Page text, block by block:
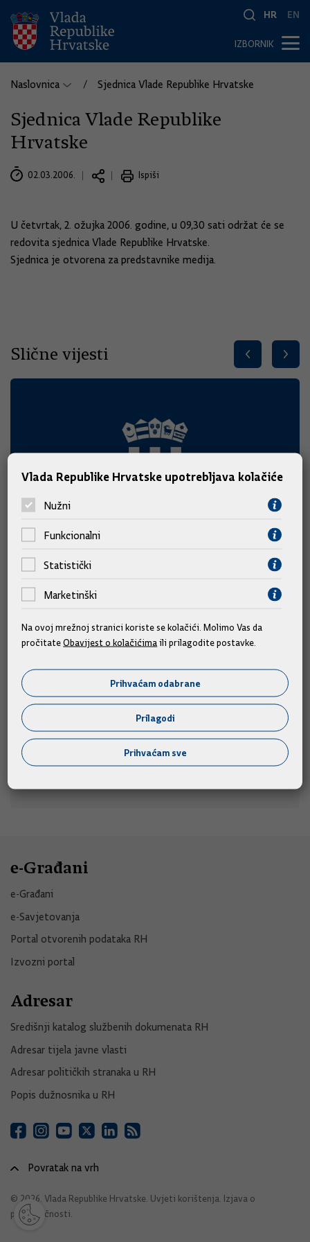
HR EN
IZBORNIK
Naslovnica Sjednica Vlade Republike Hrvatske
Sjednica Vlade Republike
Hrvatske
02.03.2006. Ispiši
U četvrtak, 2. ožujka 2006. godine, u 09,30 sati održat će se
redovita sjednica Vlade Republike Hrvatske.
Sjednica je otvorena za predstavnike medija.
Slične vijesti
Predsjednik i članovi Vlade na obilježavanju
obljetnice "Oluje"
Predsjednik Vlade Andrej Plenković i članovi Vlade
sudjelovat će na obilježavanju Dana pobjede i
domovinske zahvalnosti, Dana hrvatskih branitelja i 31.
obljetnice Vojno-redarstvene operacije "Oluja",u
srijedu, 5. kolovoza 2026., u Kninu.
e-Građani
e-Građani
e-Savjetovanja
Portal otvorenih podataka RH
Izvozni portal
Adresar
Središnji katalog službenih dokumenata RH
Adresar tijela javne vlasti
Adresar političkih stranaka u RH
Popis dužnosnika u RH
Povratak na vrh
© 2026. Vlada Republike Hrvatske. Uvjeti korištenja Izjava o
pristupačnosti
Vlada Republike Hrvatske upotrebljava kolačiće
Nužni
Funkcionalni
Statistički
Marketinški
Na ovoj mrežnoj stranici koriste se kolačići. Molimo Vas da
pročitateObavijest o kolačićimaili prilagodite postavke.
Prihvaćam odabrane
Prilagodi
Prihvaćam sve